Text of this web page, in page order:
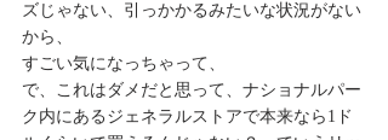
ズじゃない、引っかかるみたいな状況がない
から、
すごい気になっちゃって、
で、これはダメだと思って、ナショナルパー
ク内にあるジェネラルストアで本来なら1ド